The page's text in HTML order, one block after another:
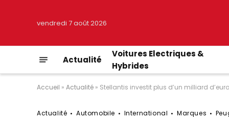
vendredi 7 août 2026
Actualité
Voitures Electriques &
Hybrides
Accueil » Actualité » Stellantis investit plus d’un milliard
Actualité Automobile International Marques